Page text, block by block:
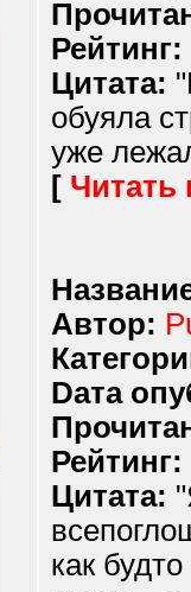
Рейтинг:
Цитата:
обуяла
уже
[ Читать
Автор:
Dата
Рейтинг:
Цитата:
как